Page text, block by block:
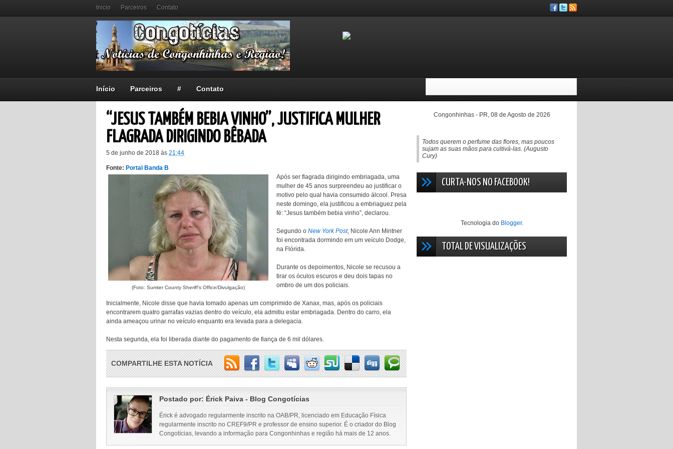
Inicio Parceiros Contato
Início Parceiros # Contato
“JESUS TAMBÉM BEBIA VINHO”, JUSTIFICA MULHER
FLAGRADA DIRIGINDO BÊBADA
5 de junho de 2018 às 21:44
Fonte: Portal Banda B
(Foto: Sumter County Sheriff’s Office/Divulgação)
Após ser flagrada dirigindo embriagada, uma
mulher de 45 anos surpreendeu ao justificar o
motivo pelo qual havia consumido álcool. Presa
neste domingo, ela justificou a embriaguez pela
fé: “Jesus também bebia vinho”, declarou.
Segundo o New York Post, Nicole Ann Mintner
foi encontrada dormindo em um veículo Dodge,
na Flórida.
Durante os depoimentos, Nicole se recusou a
tirar os óculos escuros e deu dois tapas no
ombro de um dos policiais.
Inicialmente, Nicole disse que havia tomado apenas um comprimido de Xanax, mas, após os policiais
encontrarem quatro garrafas vazias dentro do veículo, ela admitiu estar embriagada. Dentro do carro, ela
ainda ameaçou urinar no veículo enquanto era levada para a delegacia.
Nesta segunda, ela foi liberada diante do pagamento de fiança de 6 mil dólares.
COMPARTILHE ESTA NOTÍCIA
Postado por: Érick Paiva - Blog Congotícias
Érick é advogado regularmente inscrito na OAB/PR, licenciado em Educação Física
regularmente inscrito no CREF9/PR e professor de ensino superior. É o criador do Blog
Congotícias, levando a informação para Congonhinhas e região há mais de 12 anos.
Congonhinhas - PR, 08 de Agosto de 2026
Todos querem o perfume das flores, mas poucos
sujam as suas mãos para cultivá-las. (Augusto
Cury)
CURTA-NOS NO FACEBOOK!
Tecnologia do Blogger.
TOTAL DE VISUALIZAÇÕES